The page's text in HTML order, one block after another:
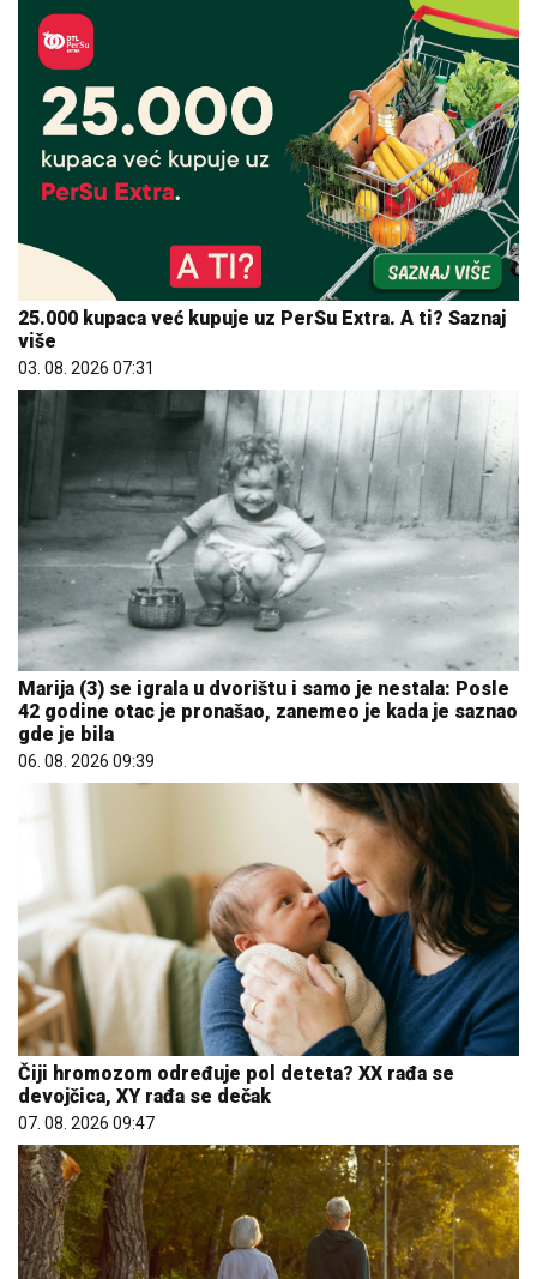
25.000 kupaca već kupuje uz PerSu Extra. A ti? Saznaj
više
03. 08. 2026 07:31
Marija (3) se igrala u dvorištu i samo je nestala: Posle
42 godine otac je pronašao, zanemeo je kada je saznao
gde je bila
06. 08. 2026 09:39
Čiji hromozom određuje pol deteta? XX rađa se
devojčica, XY rađa se dečak
07. 08. 2026 09:47